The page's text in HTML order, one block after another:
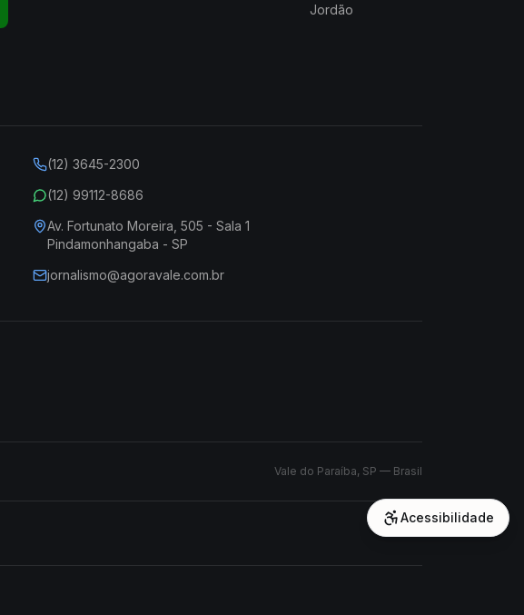
Jordão
(12) 3645-2300
(12) 99112-8686
Av. Fortunato Moreira, 505 - Sala 1
Pindamonhangaba - SP
jornalismo@agoravale.com.br
Vale do Paraíba, SP — Brasil
Acessibilidade